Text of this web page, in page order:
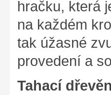
hračku, která
na každém
tak úžasné
provedení a
Tahací